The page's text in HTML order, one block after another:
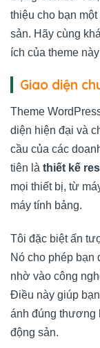
thiệu cho bạn
sản. Hãy cùng
ích của theme
Giao diện
Theme
diện hiện đại và
cầu của các
tiên là thiết kế
mọi thiết bị, từ
máy tính bảng.
Tôi đặc biệt ấn
Nó cho phép bạn
nhờ vào công
Điều này giúp
ánh đúng thương
động sản.